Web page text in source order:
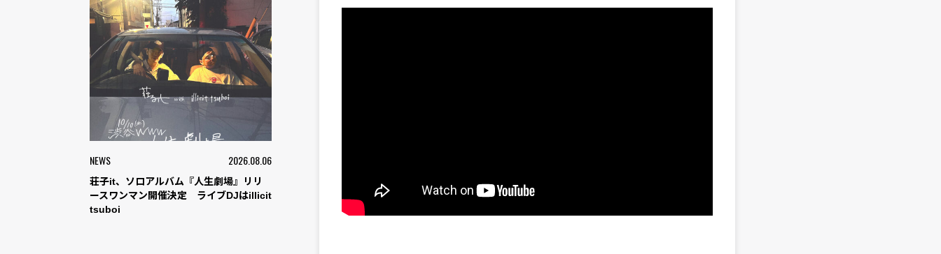
NEWS 2026.08.06
荘子it、ソロアルバム『人生劇場』リリ
ースワンマン開催決定 ライブDJはillicit
tsuboi